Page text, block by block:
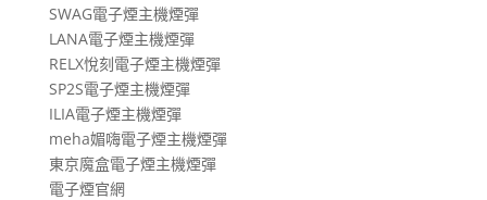
SWAG電子煙主機煙彈
LANA電子煙主機煙彈
RELX悅刻電子煙主機煙彈
SP2S電子煙主機煙彈
ILIA電子煙主機煙彈
meha媚嗨電子煙主機煙彈
東京魔盒電子煙主機煙彈
電子煙官網